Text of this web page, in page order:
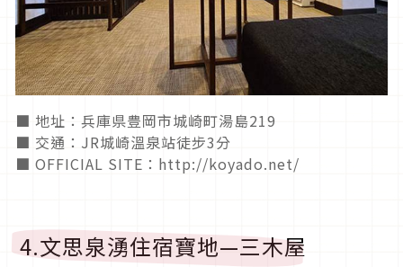
■ 地址：兵庫県豊岡市城崎町湯島219
■ 交通：JR城崎溫泉站徒步3分
■ OFFICIAL SITE：http://koyado.net/
4.文思泉湧住宿寶地—三木屋